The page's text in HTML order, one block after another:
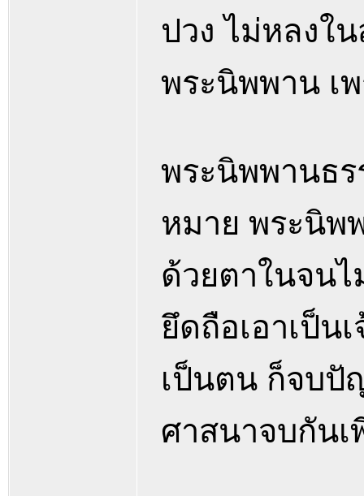
ปวง ไม่หลงใ
พระนิพพาน เ
พระนิพพานธร
หมาย พระนิพ
ด้วยตาในจน
ยึดถือเอาเป็น
เป็นตน ก็จบปั
ศาสนาจบกันเ